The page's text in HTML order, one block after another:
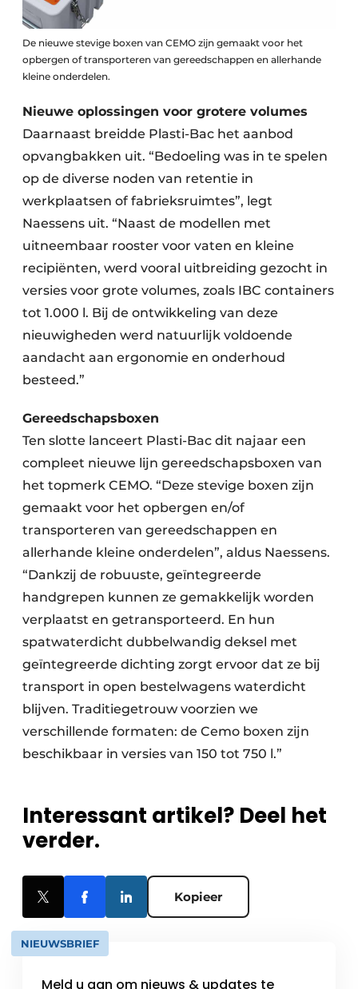
De nieuwe stevige boxen van CEMO zijn gemaakt voor het
opbergen of transporteren van gereedschappen en allerhande
kleine onderdelen.
Nieuwe oplossingen voor grotere volumes
Daarnaast breidde Plasti-Bac het aanbod
opvangbakken uit. “Bedoeling was in te spelen
op de diverse noden van retentie in
werkplaatsen of fabrieksruimtes”, legt
Naessens uit. “Naast de modellen met
uitneembaar rooster voor vaten en kleine
recipiënten, werd vooral uitbreiding gezocht in
versies voor grote volumes, zoals IBC containers
tot 1.000 l. Bij de ontwikkeling van deze
nieuwigheden werd natuurlijk voldoende
aandacht aan ergonomie en onderhoud
besteed.”
Gereedschapsboxen
Ten slotte lanceert Plasti-Bac dit najaar een
compleet nieuwe lijn gereedschapsboxen van
het topmerk CEMO. “Deze stevige boxen zijn
gemaakt voor het opbergen en/of
transporteren van gereedschappen en
allerhande kleine onderdelen”, aldus Naessens.
“Dankzij de robuuste, geïntegreerde
handgrepen kunnen ze gemakkelijk worden
verplaatst en getransporteerd. En hun
spatwaterdicht dubbelwandig deksel met
geïntegreerde dichting zorgt ervoor dat ze bij
transport in open bestelwagens waterdicht
blijven. Traditiegetrouw voorzien we
verschillende formaten: de Cemo boxen zijn
beschikbaar in versies van 150 tot 750 l.”
Interessant artikel? Deel het
verder.
Kopieer
NIEUWSBRIEF
Meld u aan om nieuws & updates te